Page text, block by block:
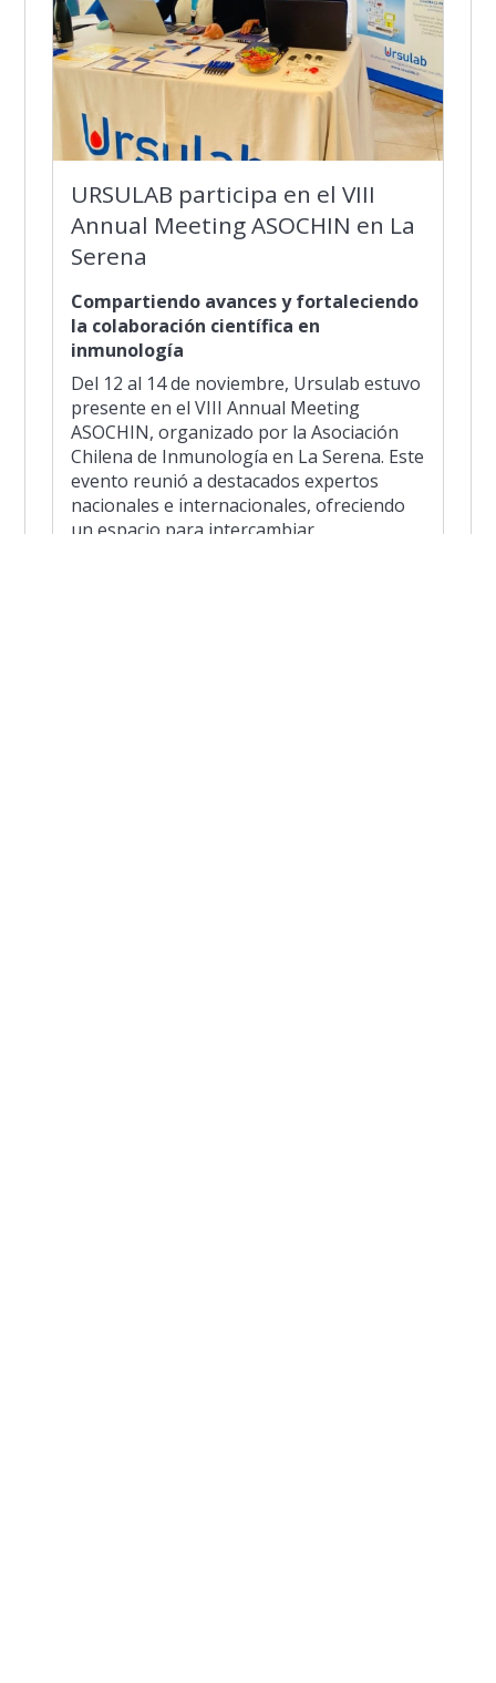
URSULAB participa en el VIII
Annual Meeting ASOCHIN en La
Serena
Compartiendo avances y fortaleciendo
la colaboración científica en
inmunología
Del 12 al 14 de noviembre, Ursulab estuvo
presente en el VIII Annual Meeting
ASOCHIN, organizado por la Asociación
Chilena de Inmunología en La Serena. Este
evento reunió a destacados expertos
nacionales e internacionales, ofreciendo
un espacio para intercambiar